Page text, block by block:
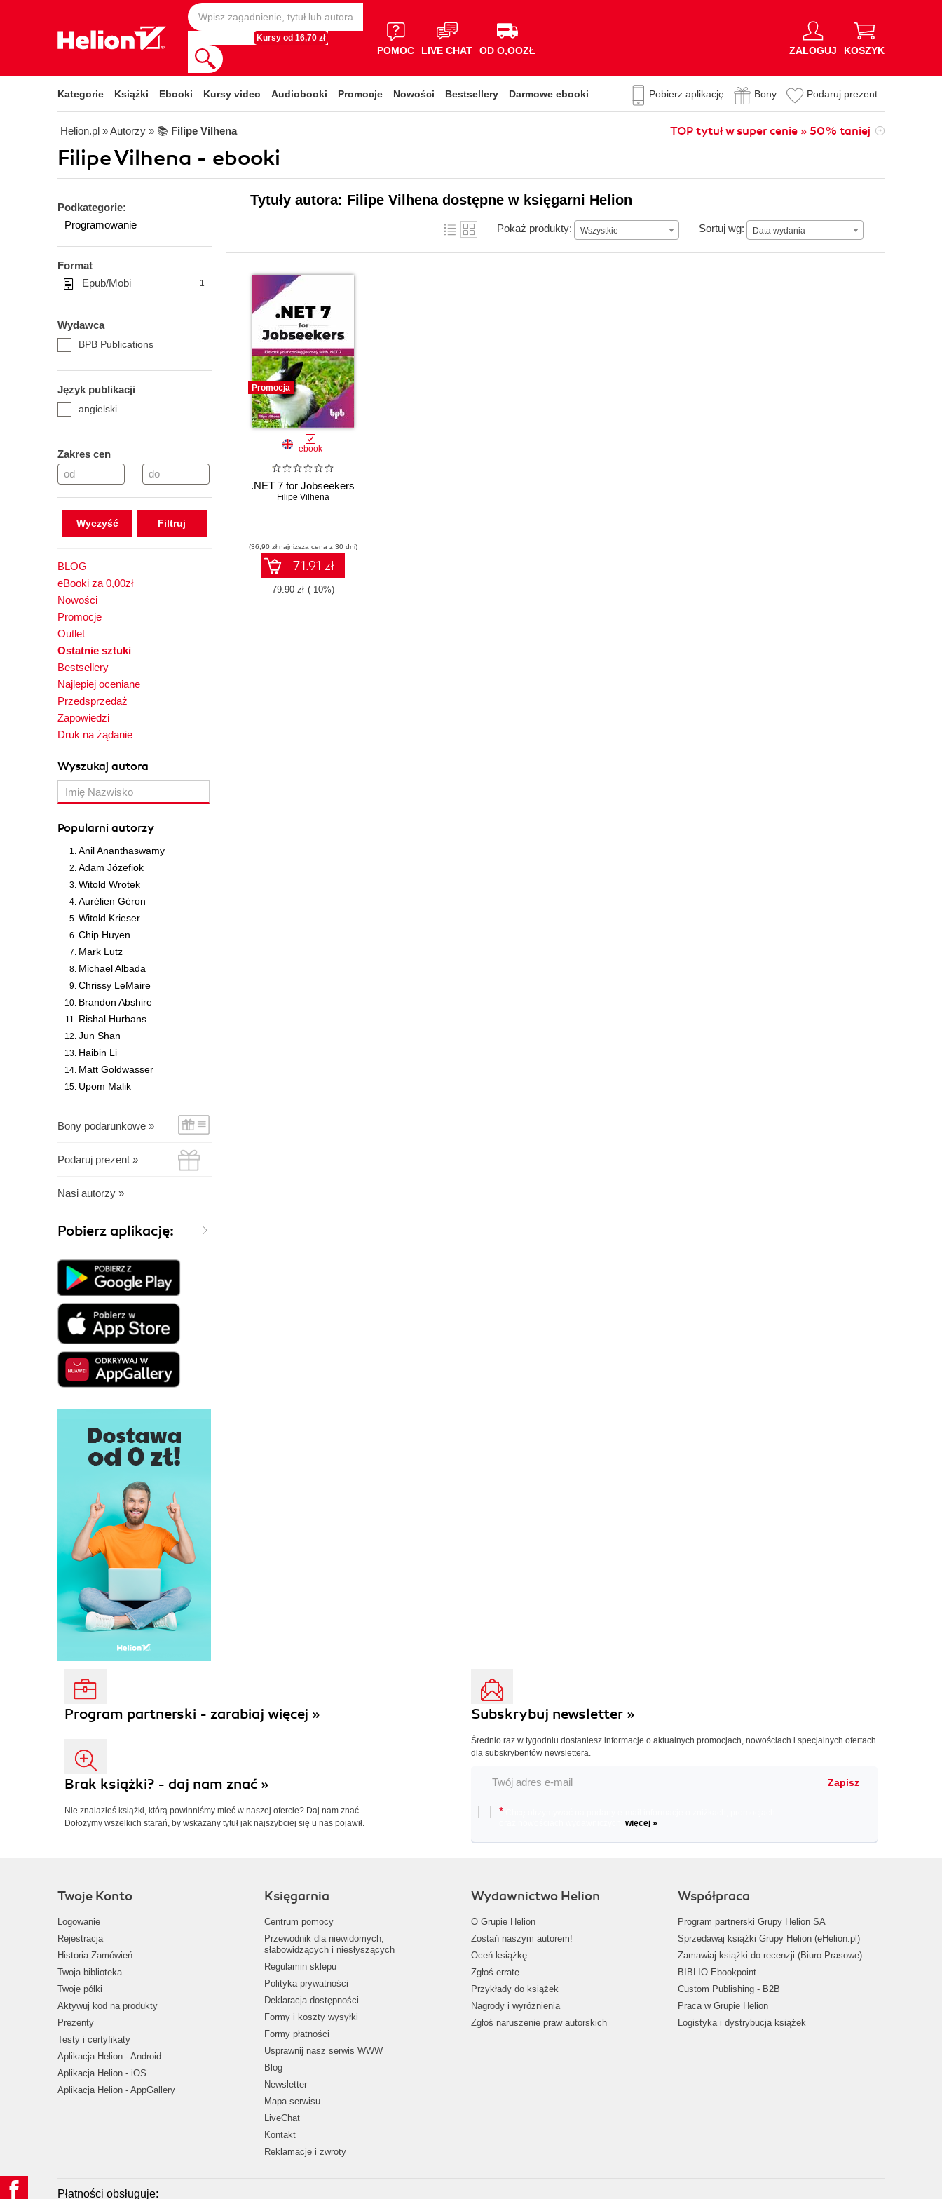
Kursy od 16,70 zł
POMOC LIVE CHAT OD O,OOZŁ ZALOGUJ KOSZYK
Kategorie Książki Ebooki Kursy video Audiobooki Promocje Nowości Bestsellery Darmowe ebooki Pobierz aplikację Bony Podaruj prezent
Helion.pl » Autorzy » 📚 Filipe Vilhena TOP tytuł w super cenie » 50% taniej
Filipe Vilhena - ebooki
Podkategorie:
Programowanie
Format
Epub/Mobi
1
Wydawca
BPB Publications
Język publikacji
angielski
Zakres cen
–
Wyczyść
BLOG
eBooki za 0,00zł
Nowości
Promocje
Outlet
Ostatnie sztuki
Bestsellery
Najlepiej oceniane
Przedsprzedaż
Zapowiedzi
Druk na żądanie
Wyszukaj autora
Popularni autorzy
Anil Ananthaswamy
Adam Józefiok
Witold Wrotek
Aurélien Géron
Witold Krieser
Chip Huyen
Mark Lutz
Michael Albada
Chrissy LeMaire
Brandon Abshire
Rishal Hurbans
Jun Shan
Haibin Li
Matt Goldwasser
Upom Malik
Bony podarunkowe »
Podaruj prezent »
Nasi autorzy »
Pobierz aplikację:
Tytuły autora: Filipe Vilhena dostępne w księgarni Helion
Pokaż produkty: Wszystkie Sortuj wg: Data wydania
Data wydania
Promocja
ebook
.NET 7 for Jobseekers
Filipe Vilhena
(36,90 zł najniższa cena z 30 dni)
71.91 zł
79.90 zł (-10%)
Program partnerski - zarabiaj więcej »
Brak książki? - daj nam znać »
Nie znalazłeś książki, którą powinniśmy mieć w naszej ofercie? Daj nam znać.
Dołożymy wszelkich starań, by wskazany tytuł jak najszybciej się u nas pojawił.
Subskrybuj newsletter »
Średnio raz w tygodniu dostaniesz informacje o aktualnych promocjach, nowościach i specjalnych ofertach
dla subskrybentów newslettera.
Zapisz
*
więcej »
Twoje Konto
Logowanie
Rejestracja
Historia Zamówień
Twoja biblioteka
Twoje półki
Aktywuj kod na produkty
Prezenty
Testy i certyfikaty
Aplikacja Helion - Android
Aplikacja Helion - iOS
Aplikacja Helion - AppGallery
Księgarnia
Centrum pomocy
Przewodnik dla niewidomych,
słabowidzących i niesłyszących
Regulamin sklepu
Polityka prywatności
Deklaracja dostępności
Formy i koszty wysyłki
Formy płatności
Usprawnij nasz serwis WWW
Blog
Newsletter
Mapa serwisu
LiveChat
Kontakt
Reklamacje i zwroty
Wydawnictwo Helion
O Grupie Helion
Zostań naszym autorem!
Oceń książkę
Zgłoś erratę
Przykłady do książek
Nagrody i wyróżnienia
Zgłoś naruszenie praw autorskich
Współpraca
Program partnerski Grupy Helion SA
Sprzedawaj książki Grupy Helion (eHelion.pl)
Zamawiaj książki do recenzji (Biuro Prasowe)
BIBLIO Ebookpoint
Custom Publishing - B2B
Praca w Grupie Helion
Logistyka i dystrybucja książek
Płatności obsługuje: